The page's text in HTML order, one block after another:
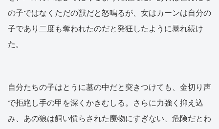
の子ではなくただの獣だと怒鳴るが、女はカーンは自分の
子であり二度も奪われたのだと発狂したように暴れ続け
た。
自分たちの子はとうに墓の中だと突きつけても、金切り声
で拒絶し手の甲を深くかきむしる。さらに力強く抑え込
み、あの狼は飼い慣らされた魔物にすぎない、危険だとわ